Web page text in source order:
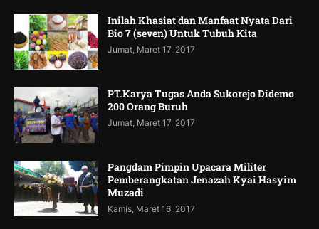
Inilah Khasiat dan Manfaat Nyata Dari
Bio 7 (seven) Untuk Tubuh Kita
Jumat, Maret 17, 2017
PT.Karya Tugas Anda Sukorejo Didemo
200 Orang Buruh
Jumat, Maret 17, 2017
Pangdam Pimpin Upacara Militer
Pemberangkatan Jenazah Kyai Hasyim
Muzadi
Kamis, Maret 16, 2017